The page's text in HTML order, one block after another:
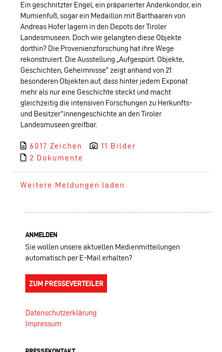
Ein geschnitzter Engel, ein präparierter Andenkondor, ein
Mumienfuß, sogar ein Medaillon mit Barthaaren von
Andreas Hofer lagern in den Depots der Tiroler
Landesmuseen. Doch wie gelangten diese Objekte
dorthin? Die Provenienzforschung hat ihre Wege
rekonstruiert. Die Ausstellung „Aufgespürt. Objekte,
Geschichten, Geheimnisse“ zeigt anhand von 21
besonderen Objekten auf, dass hinter jedem Exponat
mehr als nur eine Geschichte steckt und macht
gleichzeitig die intensiven Forschungen zu Herkunfts-
und Besitzer*innengeschichte an den Tiroler
Landesmuseen greifbar.
6017 Zeichen
11 Bilder
2 Dokumente
Weitere Meldungen laden
ANMELDEN
Sie wollen unsere aktuellen Medienmitteilungen
automatisch per E-Mail erhalten?
ZUM PRESSEVERTEILER
Datenschutzerklärung
Impressum